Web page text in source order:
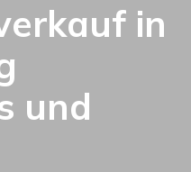
in
und